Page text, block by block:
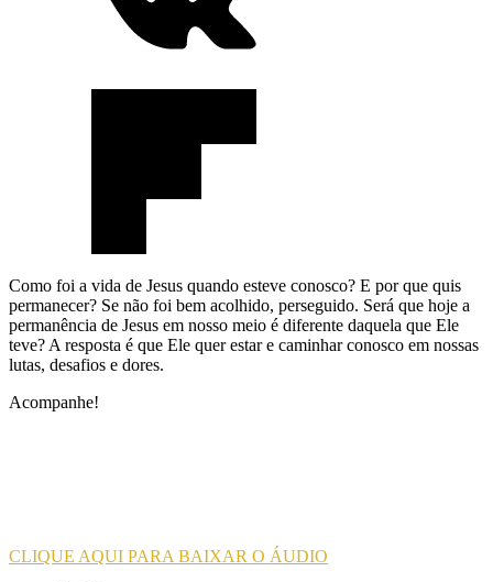
Como foi a vida de Jesus quando esteve conosco? E por que quis
permanecer? Se não foi bem acolhido, perseguido. Será que hoje a
permanência de Jesus em nosso meio é diferente daquela que Ele
teve? A resposta é que Ele quer estar e caminhar conosco em nossas
lutas, desafios e dores.
Acompanhe!
CLIQUE AQUI PARA BAIXAR O ÁUDIO